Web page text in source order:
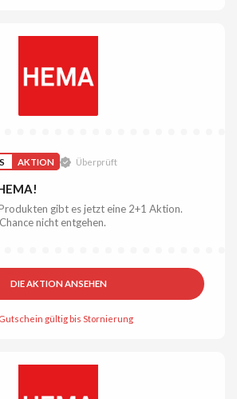
AKTION Überprüft
gibt es jetzt eine 2+1 Aktion.
nicht entgehen.
DIE AKTION ANSEHEN
Gutschein gültig bis Stornierung